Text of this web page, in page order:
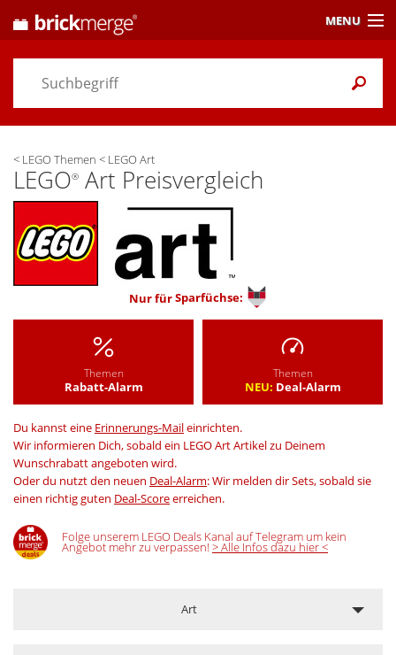
< LEGO Themen < LEGO Art
LEGO® Art Preisvergleich
Nur fürSparfüchse:
Themen
Rabatt-Alarm
Themen
NEU: Deal-Alarm
Du kannst eine Erinnerungs-Maileinrichten.
Wir informieren Dich, sobald ein LEGO Art Artikel zu Deinem
Wunschrabatt angeboten wird.
Oder du nutzt den neuen Deal-Alarm: Wir melden dir Sets, sobald sie
einen richtig guten Deal-Scoreerreichen.
Folge unserem LEGO Deals Kanal auf Telegram um kein
Angebot mehr zu verpassen! > Alle Infos dazu hier <
Art
MENU
Preisvergleich
Themen/ Händler
Alarme& Wunschlisten
Einstellungen